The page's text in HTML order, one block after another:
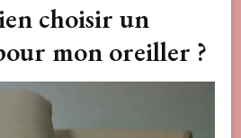
choisir un
mon oreiller ?